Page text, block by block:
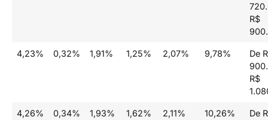
R$
4,23% 0,32% 1,91% 1,25% 2,07% 9,78%
De
R$
4,26% 0,34% 1,93% 1,62% 2,11% 10,26%
De